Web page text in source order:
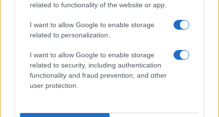
related to functionality of the website or app.
I want to allow Google to enable storage
related to personalization.
I want to allow Google to enable storage
related to security, including authentication
functionality and fraud prevention, and other
user protection.
Continua a leggere